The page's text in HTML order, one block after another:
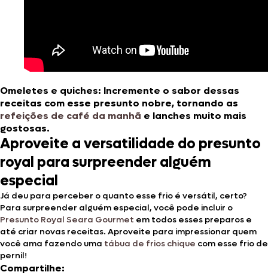
Omeletes e quiches: Incremente o sabor dessas
receitas com esse presunto nobre, tornando as
refeições de café da manhã e lanches muito mais
gostosas.
Aproveite a versatilidade do presunto
royal para surpreender alguém
especial
Já deu para perceber o quanto esse frio é versátil, certo?
Para surpreender alguém especial, você pode incluir o
Presunto Royal Seara Gourmet em todos esses preparos e
até criar novas receitas. Aproveite para impressionar quem
você ama fazendo uma tábua de frios chique com esse frio de
pernil!
Compartilhe: